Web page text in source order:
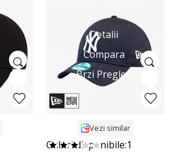
Detalii
Compara
Brzi Pregled
Vezi similar
Culori disponibile:1